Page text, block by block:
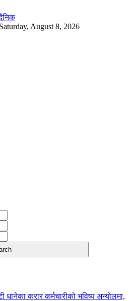
August 8, 2026